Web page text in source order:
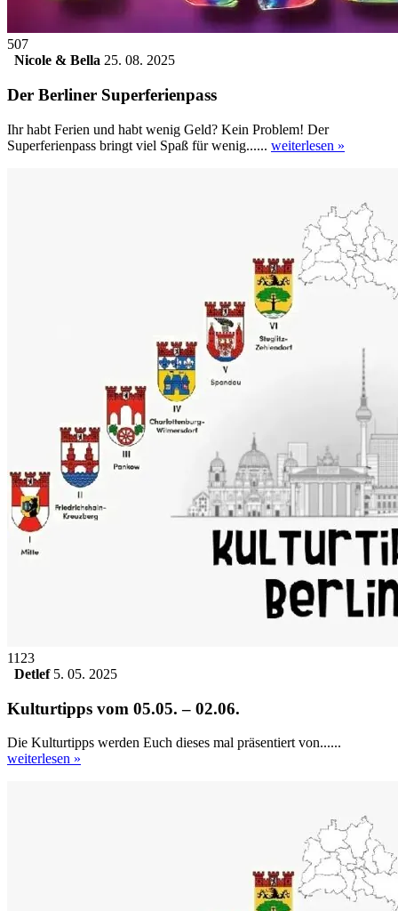
507
Nicole & Bella 25. 08. 2025
Der Berliner Superferienpass
Ihr habt Ferien und habt wenig Geld? Kein Problem! Der
Superferienpass bringt viel Spaß für wenig...... weiterlesen »
1123
Detlef 5. 05. 2025
Kulturtipps vom 05.05. – 02.06.
Die Kulturtipps werden Euch dieses mal präsentiert von......
weiterlesen »